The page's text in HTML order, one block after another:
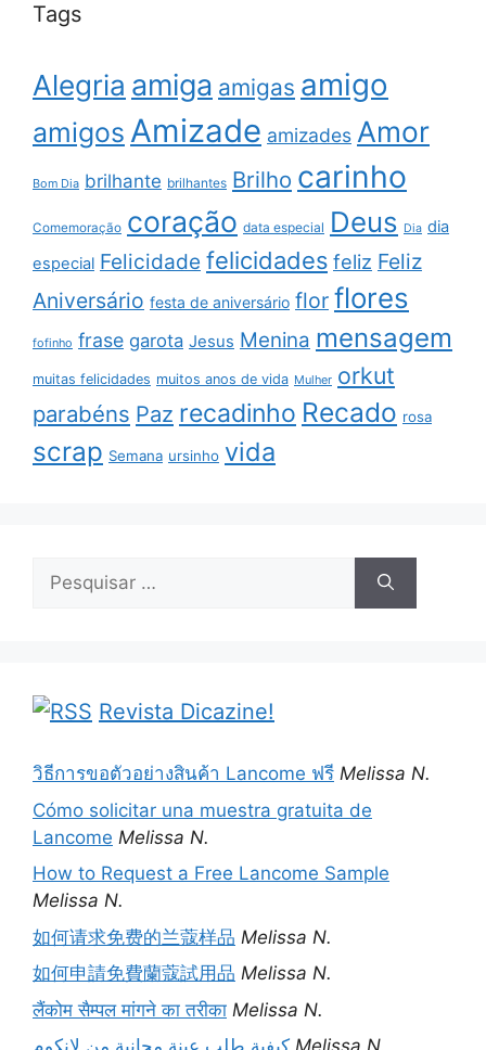
Tags
Alegria amiga amigas amigo
amigos Amizade amizades Amor
Bom Dia brilhante brilhantes Brilho carinho
Comemoração coração data especial Deus Dia dia
especial Felicidade felicidades feliz Feliz
Aniversário festa de aniversário flor flores
fofinho frase garota Jesus Menina mensagem
muitas felicidades muitos anos de vida Mulher orkut
parabéns Paz recadinho Recado rosa
scrap Semana ursinho vida
Pesquisar
Revista Dicazine!
วิธีการขอตัวอย่างสินค้า Lancome ฟรี Melissa N.
Cómo solicitar una muestra gratuita de
Lancome Melissa N.
How to Request a Free Lancome Sample
Melissa N.
如何请求免费的兰蔻样品 Melissa N.
如何申請免費蘭蔻試用品 Melissa N.
लैंकोम सैम्पल मांगने का तरीका Melissa N.
كيفية طلب عينة مجانية من لانكوم Melissa N.